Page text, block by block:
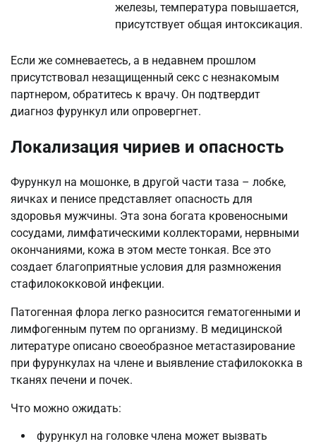
железы, температура повышается,
присутствует общая интоксикация.
Если же сомневаетесь, а в недавнем прошлом
присутствовал незащищенный секс с незнакомым
партнером, обратитесь к врачу. Он подтвердит
диагноз фурункул или опровергнет.
Локализация чириев и опасность
Фурункул на мошонке, в другой части таза – лобке,
яичках и пенисе представляет опасность для
здоровья мужчины. Эта зона богата кровеносными
сосудами, лимфатическими коллекторами, нервными
окончаниями, кожа в этом месте тонкая. Все это
создает благоприятные условия для размножения
стафилококковой инфекции.
Патогенная флора легко разносится гематогенными и
лимфогенным путем по организму. В медицинской
литературе описано своеобразное метастазирование
при фурункулах на члене и выявление стафилококка в
тканях печени и почек.
Что можно ожидать:
фурункул на головке члена может вызвать